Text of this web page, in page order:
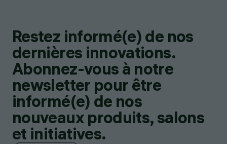
Restez informé(e) de nos
dernières innovations.
Abonnez-vous à notre
newsletter pour être
informé(e) de nos
nouveaux produits, salons
et initiatives.